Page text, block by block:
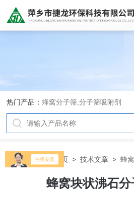
热门产品：蜂窝分子筛,分子筛吸附剂
当前位置：首页 >技术文章 >蜂
蜂窝块状沸石